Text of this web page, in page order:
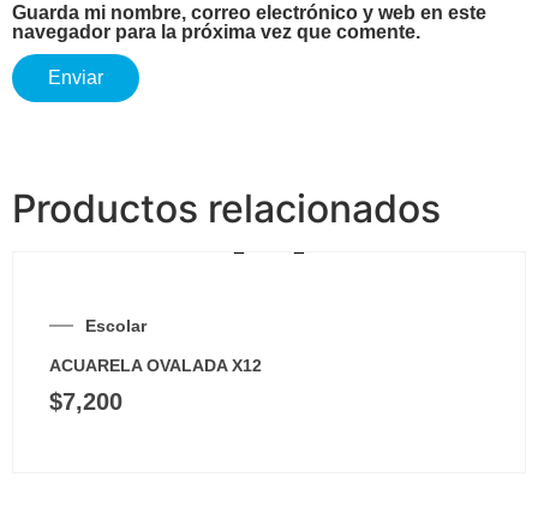
Guarda mi nombre, correo electrónico y web en este
navegador para la próxima vez que comente.
Productos relacionados
Escolar
ACUARELA OVALADA X12
$7,200